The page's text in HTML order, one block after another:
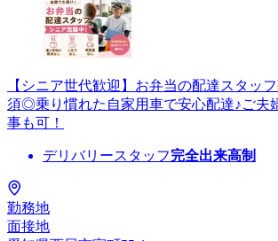
【シニア世代歓迎】お弁当の配達スタッ
須◎乗り慣れた自家用車で安心配達♪ご夫
事も可！
デリバリースタッフ完全出来高制
勤務地
面接地